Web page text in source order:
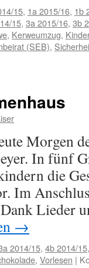
15, 1a 2015/16, 1b
15, 3a 2015/16, 3b
, Kerweumzug,
(SEB),
Morgen
In fünf
die
Im
Lieder
→
2014/15, 4b 2014/15
, Vorlesen |